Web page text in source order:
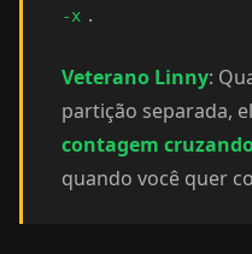
-x .
Veterano Linny:
partição separada,
contagem
quando você quer